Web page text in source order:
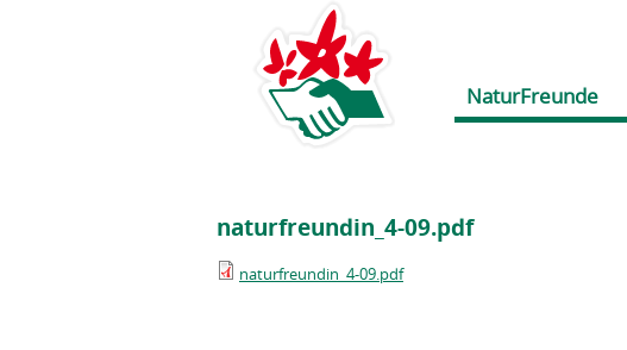
NaturFreunde
naturfreundin_4-09.pdf
naturfreundin_4-09.pdf